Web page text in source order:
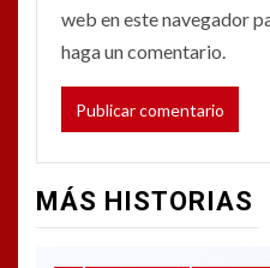
web en este navegador
haga un comentario.
MÁS HISTORIAS